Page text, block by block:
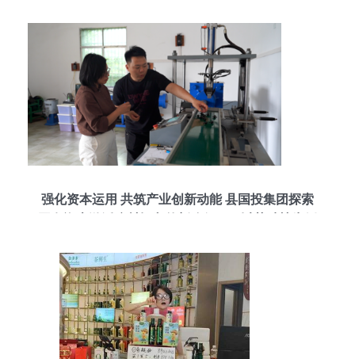
强化资本运用 共筑产业创新动能 县国投集团探索